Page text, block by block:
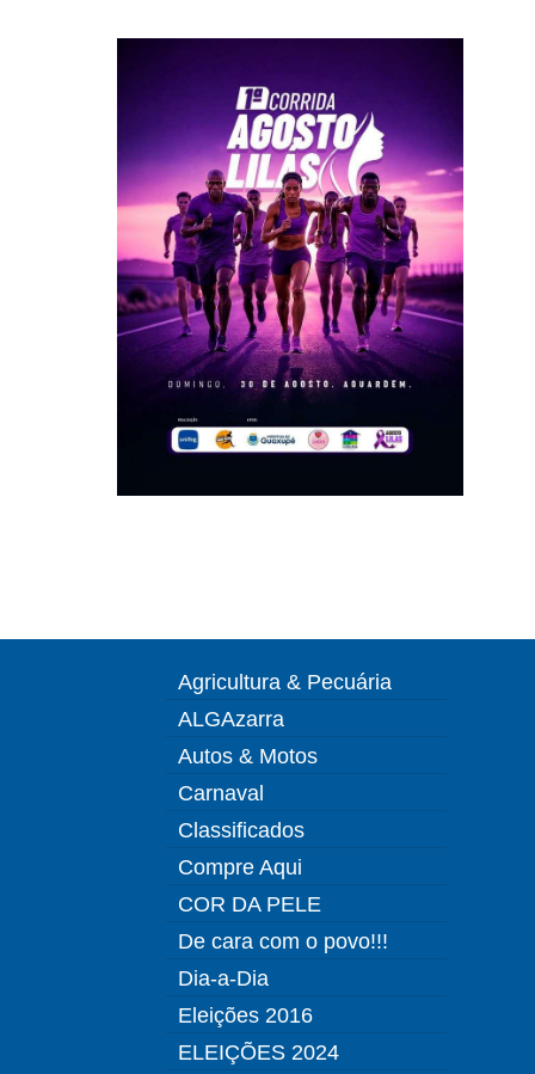
Agricultura & Pecuária
ALGAzarra
Autos & Motos
Carnaval
Classificados
Compre Aqui
COR DA PELE
De cara com o povo!!!
Dia-a-Dia
Eleições 2016
ELEIÇÕES 2024